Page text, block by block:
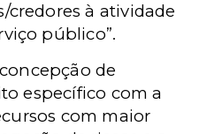
credores à atividade
público”.
de
específico com a
com maior